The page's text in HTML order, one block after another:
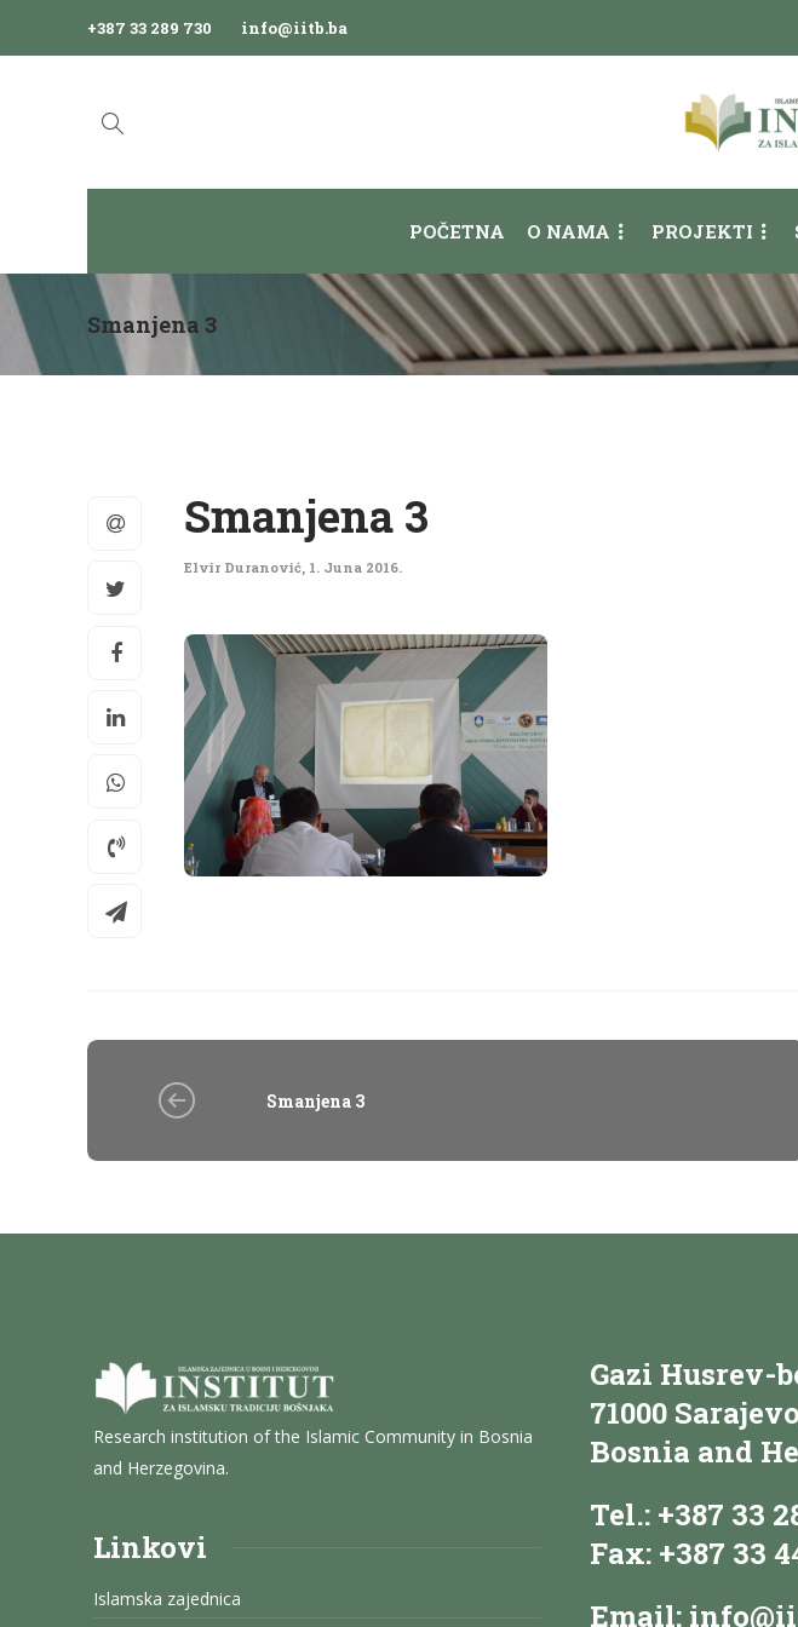
+387 33 289 730 info@iitb.ba
POČETNA O NAMA PROJEKTI
Smanjena 3
Smanjena 3
Elvir Duranović, 1. Juna 2016.
Smanjena 3
Research institution of the Islamic Community in Bosnia
and Herzegovina.
Linkovi
Islamska zajednica
Gazi Husrev-
71000
Bosnia and
Tel.: +387 33
Fax: +387 33
Email: